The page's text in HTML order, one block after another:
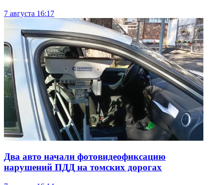
7 августа 16:17
Два авто начали фотовидеофиксацию
нарушений ПДД на томских дорогах